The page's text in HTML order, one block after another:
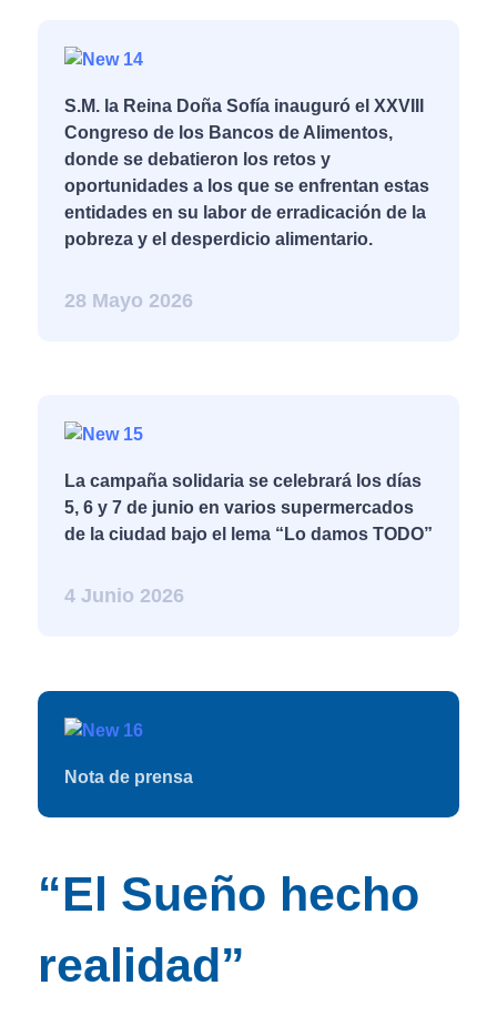
S.M. la Reina Doña Sofía inauguró el XXVIII
Congreso de los Bancos de Alimentos,
donde se debatieron los retos y
oportunidades a los que se enfrentan estas
entidades en su labor de erradicación de la
pobreza y el desperdicio alimentario.
28 Mayo 2026
La campaña solidaria se celebrará los días
5, 6 y 7 de junio en varios supermercados
de la ciudad bajo el lema “Lo damos TODO”
4 Junio 2026
Nota de prensa
“El Sueño hecho
realidad”